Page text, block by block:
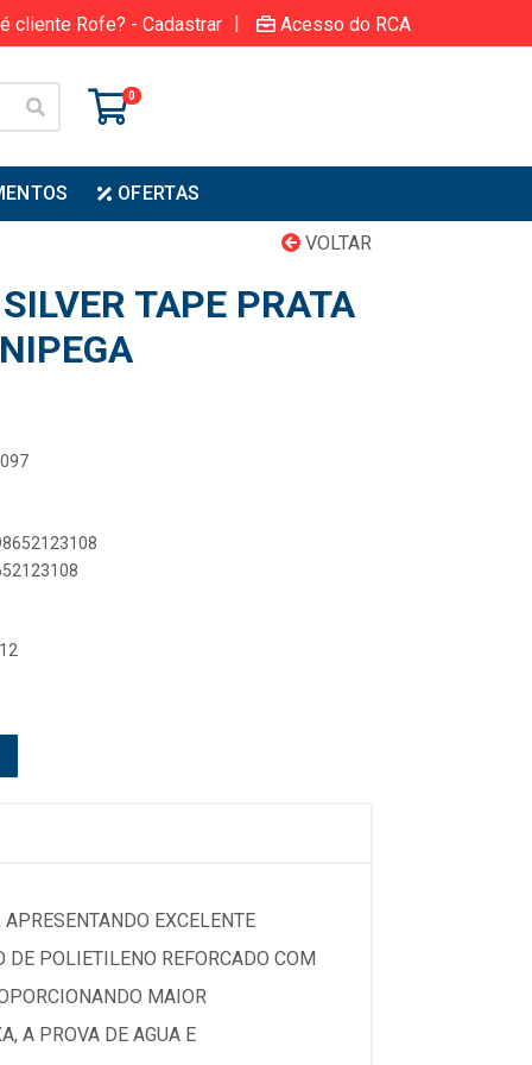
cliente Rofe? - Cadastrar | Acesso do RCA
0
OFERTAS
VOLTAR
TAPE PRATA
EXCELENTE
POLIETILENO REFORCADO COM
MAIOR
A PROVA DE AGUA E